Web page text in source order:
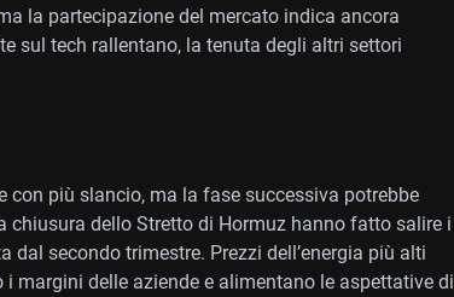
la partecipazione del mercato indica ancora
sul tech rallentano, la tenuta degli altri settori
più slancio, ma la fase successiva potrebbe
chiusura dello Stretto di Hormuz hanno fatto salire i
dal secondo trimestre. Prezzi dell’energia più alti
margini delle aziende e alimentano le aspettative di